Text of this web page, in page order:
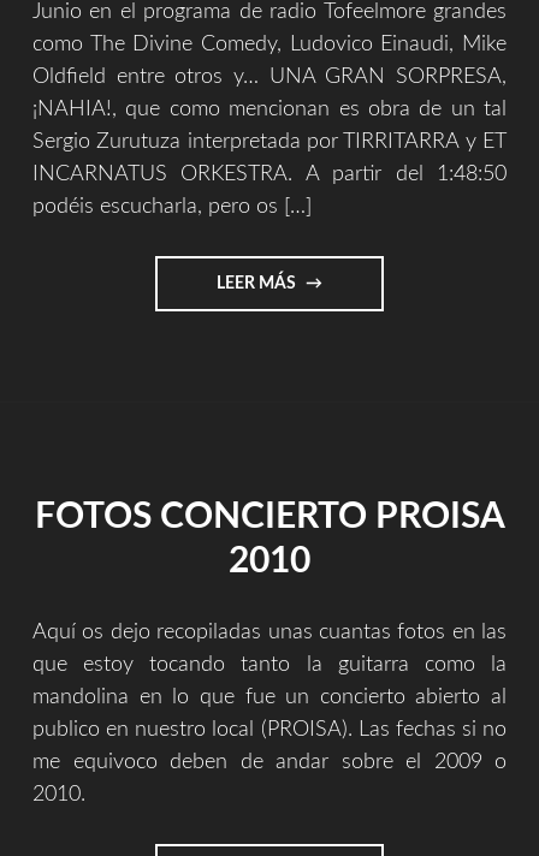
Junio en el programa de radio Tofeelmore grandes
como The Divine Comedy, Ludovico Einaudi, Mike
Oldfield entre otros y… UNA GRAN SORPRESA,
¡NAHIA!, que como mencionan es obra de un tal
Sergio Zurutuza interpretada por TIRRITARRA y ET
INCARNATUS ORKESTRA. A partir del 1:48:50
podéis escucharla, pero os […]
LEER MÁS "ESTA
NOCHE
FOTOS CONCIERTO PROISA
2010
Aquí os dejo recopiladas unas cuantas fotos en las
que estoy tocando tanto la guitarra como la
mandolina en lo que fue un concierto abierto al
publico en nuestro local (PROISA). Las fechas si no
me equivoco deben de andar sobre el 2009 o
2010.